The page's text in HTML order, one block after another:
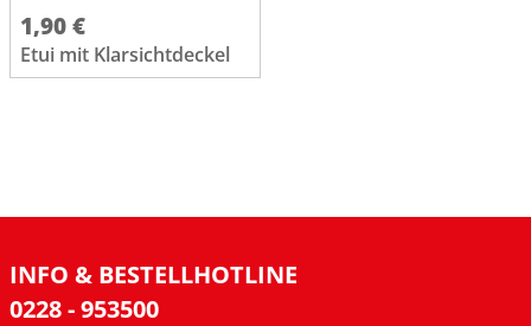
1,90 €
Etui mit Klarsichtdeckel
INFO & BESTELLHOTLINE
0228 - 953500